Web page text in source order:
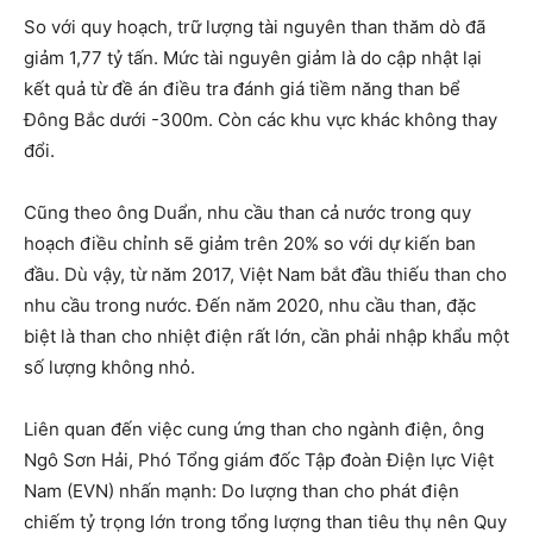
So với quy hoạch, trữ lượng tài nguyên than thăm dò đã
giảm 1,77 tỷ tấn. Mức tài nguyên giảm là do cập nhật lại
kết quả từ đề án điều tra đánh giá tiềm năng than bể
Đông Bắc dưới -300m. Còn các khu vực khác không thay
đổi.
Cũng theo ông Duẩn, nhu cầu than cả nước trong quy
hoạch điều chỉnh sẽ giảm trên 20% so với dự kiến ban
đầu. Dù vậy, từ năm 2017, Việt Nam bắt đầu thiếu than cho
nhu cầu trong nước. Đến năm 2020, nhu cầu than, đặc
biệt là than cho nhiệt điện rất lớn, cần phải nhập khẩu một
số lượng không nhỏ.
Liên quan đến việc cung ứng than cho ngành điện, ông
Ngô Sơn Hải, Phó Tổng giám đốc Tập đoàn Điện lực Việt
Nam (EVN) nhấn mạnh: Do lượng than cho phát điện
chiếm tỷ trọng lớn trong tổng lượng than tiêu thụ nên Quy